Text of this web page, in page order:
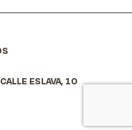
ESLAVA, 10